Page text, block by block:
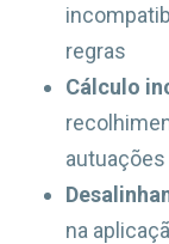
regras
Cálculo
autuações
na